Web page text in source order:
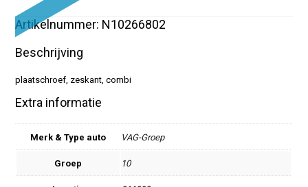
Artikelnummer: N10266802
Beschrijving
plaatschroef, zeskant, combi
Extra informatie
Merk & Type auto VAG-Groep
Groep 10